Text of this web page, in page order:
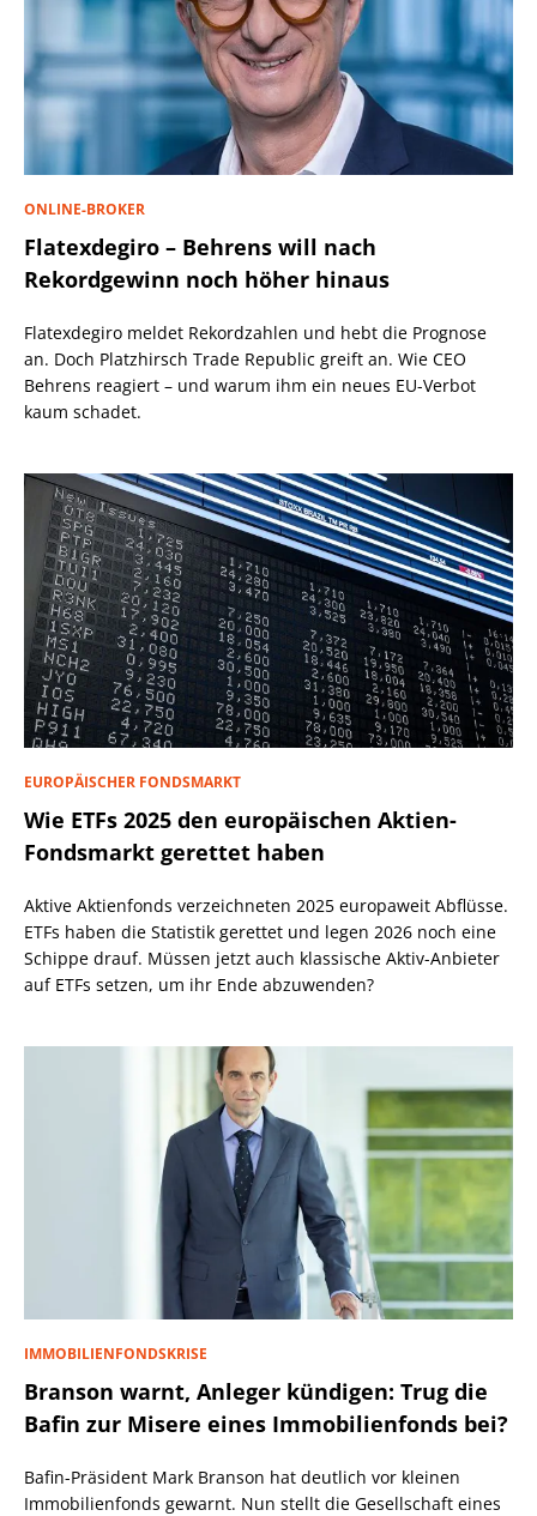
ONLINE-BROKER
Flatexdegiro – Behrens will nach
Rekordgewinn noch höher hinaus
Flatexdegiro meldet Rekordzahlen und hebt die Prognose
an. Doch Platzhirsch Trade Republic greift an. Wie CEO
Behrens reagiert – und warum ihm ein neues EU-Verbot
kaum schadet.
EUROPÄISCHER FONDSMARKT
Wie ETFs 2025 den europäischen Aktien-
Fondsmarkt gerettet haben
Aktive Aktienfonds verzeichneten 2025 europaweit Abflüsse.
ETFs haben die Statistik gerettet und legen 2026 noch eine
Schippe drauf. Müssen jetzt auch klassische Aktiv-Anbieter
auf ETFs setzen, um ihr Ende abzuwenden?
IMMOBILIENFONDSKRISE
Branson warnt, Anleger kündigen: Trug die
Bafin zur Misere eines Immobilienfonds bei?
Bafin-Präsident Mark Branson hat deutlich vor kleinen
Immobilienfonds gewarnt. Nun stellt die Gesellschaft eines